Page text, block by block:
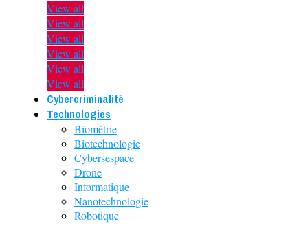
View all
View all
View all
View all
View all
View all
Cybercriminalité
Technologies
Biométrie
Biotechnologie
Cybersespace
Drone
Informatique
Nanotechnologie
Robotique